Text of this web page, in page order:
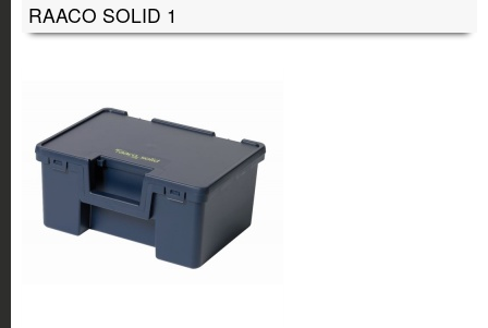
RAACO SOLID 1